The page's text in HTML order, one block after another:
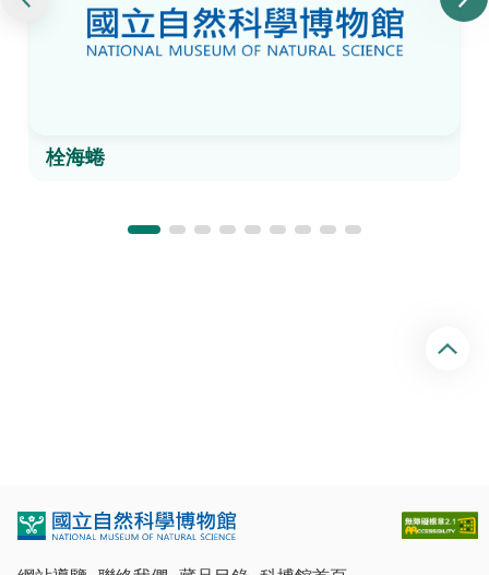
栓海蜷
回
頂
端